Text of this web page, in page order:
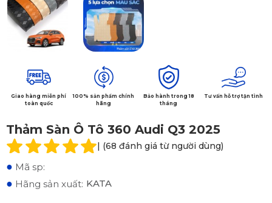
Giao hàng miễn phí
toàn quốc
100% sản phẩm chính
hãng
Bảo hành trong 18
tháng
Tư vấn hỗ trợ tận tình
Thảm Sàn Ô Tô 360 Audi Q3 2025
| (68 đánh giá từ người dùng)
● Mã sp:
● Hãng sản xuất: KATA